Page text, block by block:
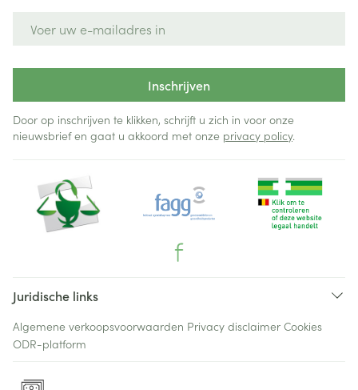
Inschrijven
Door op inschrijven te klikken, schrijft u zich in voor onze
nieuwsbrief en gaat u akkoord met onze privacy policy.
Juridische links
Algemene verkoopsvoorwaarden Privacy disclaimer Cookies
ODR-platform